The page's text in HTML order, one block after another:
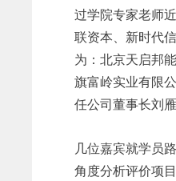
过学院专家老师
联资本、新时代
为：北京天启邦
旗富岭实业有限
任公司董事长刘
几位嘉宾就学员
角度分析评价项